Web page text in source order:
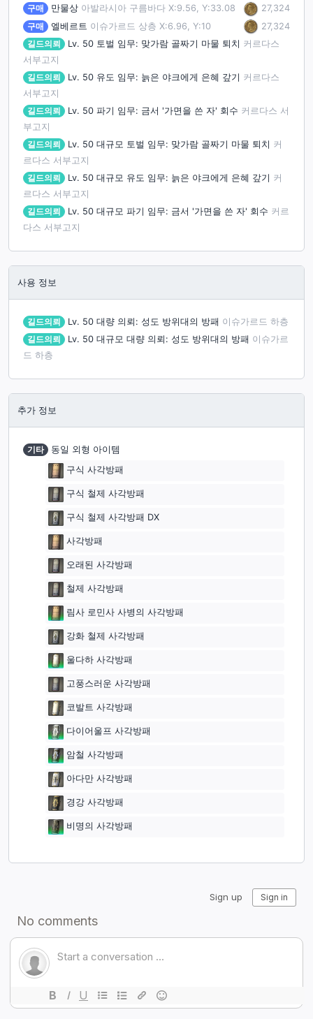
구매
만물상 아발라시아 구름바다 X:9.56, Y:33.08
27,324
구매
엘베르트 이슈가르드 상층 X:6.96, Y:10
27,324
길드의뢰
Lv. 50 토벌 임무: 맞가람 골짜기 마물 퇴치 커르다스
서부고지
길드의뢰
Lv. 50 유도 임무: 늙은 야크에게 은혜 갚기 커르다스
서부고지
길드의뢰
Lv. 50 파기 임무: 금서 '가면을 쓴 자' 회수 커르다스 서
부고지
길드의뢰
Lv. 50 대규모 토벌 임무: 맞가람 골짜기 마물 퇴치 커
르다스 서부고지
길드의뢰
Lv. 50 대규모 유도 임무: 늙은 야크에게 은혜 갚기 커
르다스 서부고지
길드의뢰
Lv. 50 대규모 파기 임무: 금서 '가면을 쓴 자' 회수 커르
다스 서부고지
사용 정보
길드의뢰 Lv. 50 대량 의뢰: 성도 방위대의 방패 이슈가르드 하층
길드의뢰
Lv. 50 대규모 대량 의뢰: 성도 방위대의 방패 이슈가르
드 하층
추가 정보
기타
동일 외형 아이템
구식 사각방패
구식 철제 사각방패
구식 철제 사각방패 DX
사각방패
오래된 사각방패
철제 사각방패
림사 로민사 사병의 사각방패
강화 철제 사각방패
울다하 사각방패
고풍스러운 사각방패
코발트 사각방패
다이어울프 사각방패
암철 사각방패
아다만 사각방패
경강 사각방패
비명의 사각방패